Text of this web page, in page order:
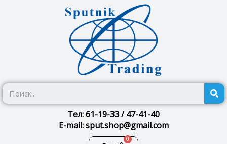
Тел: 61-19-33 / 47-41-40
E-mail: sput.shop@gmail.com